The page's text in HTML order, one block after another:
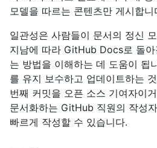
모델을 따르는 콘텐츠만 게시합니
일관성은 사람들이 문서의 정신
지남에 따라 GitHub Docs로 돌
는 방법을 이해하는 데 도움이 됩
를 유지 보수하고 업데이트하는
번째 커밋을 오픈 소스 기여자이
문서화하는 GitHub 직원의 작성
빠르게 작성할 수 있습니다.